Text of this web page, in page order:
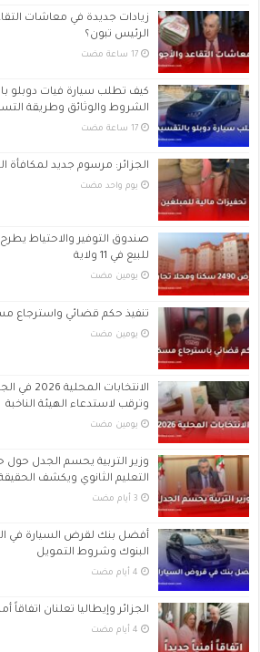
زيادات جديدة في معاشات
الرئيس تبون؟
‏17 ساعة مضت
كيف تطلب سيارة فيات دوبلو
الشروط والوثائق وطريقة التسجيل
‏17 ساعة مضت
الجزائر: مرسوم جديد لمكافأة
‏يوم واحد مضت
للبيع في 11 ولاية
‏يومين مضت
تنفيذ حكم قضائي واسترجاع
‏يومين مضت
وترقب لاستدعاء الهيئة الناخبة
‏يومين مضت
وزير التربية يحسم الجدل
التعليم الثانوي ويكشف
البنوك وشروط التمويل
الجزائر وإيطاليا تعلنان اتفاقاً